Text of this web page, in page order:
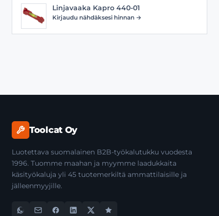
Linjavaaka Kapro 440-01
Kirjaudu nähdäksesi hinnan →
Toolcat Oy
Luotettava suomalainen B2B-työkalutukku vuodesta
1996. Tuomme maahan ja myymme laadukkaita
käsityökaluja yli 45 tuotemerkiltä ammattilaisille ja
jälleenmyyjille.